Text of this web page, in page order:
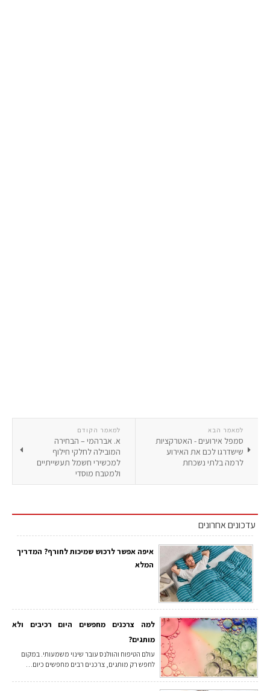
למאמר הקודם
א. אברהמי – הבחירה
המובילה לחלקי חילוף
למכשירי חשמל תעשייתיים
ולמטבח מוסדי
למאמר הבא
סמפל אירועים - האטרקציות
שישדרגו לכם את האירוע
לרמה בלתי נשכחת
עדכונים אחרונים
איפה אפשר לרכוש שמיכות לחורף? המדריך
המלא
למה צרכנים מחפשים היום רכיבים ולא
מותגים?
עולם הטיפוח והוולנס עובר שינוי משמעותי. במקום
לחפש רק מותגים, צרכנים רבים מחפשים כיום…